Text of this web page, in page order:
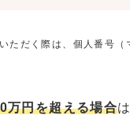
だく際は、個人番号（
万円を超える場合